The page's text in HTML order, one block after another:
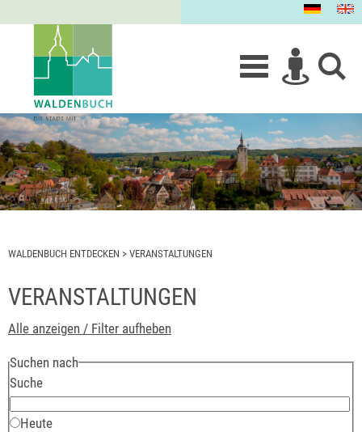
WALDENBUCH ENTDECKEN > VERANSTALTUNGEN
VERANSTALTUNGEN
Alle anzeigen / Filter aufheben
Suchen nach
Suche
Heute